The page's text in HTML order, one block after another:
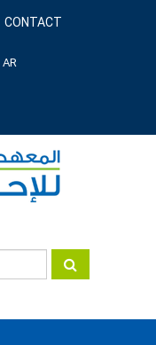
CONTACT
AR